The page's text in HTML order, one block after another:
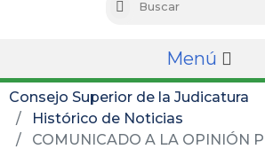
Buscar
Menú
Consejo Superior de la Judicatura
Histórico de Noticias
COMUNICADO A LA OPINIÓN